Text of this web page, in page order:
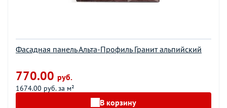
Фасадная панель Альта-Профиль Гранит альпийский
770.00 руб.
1674.00 руб. за м²
В корзину